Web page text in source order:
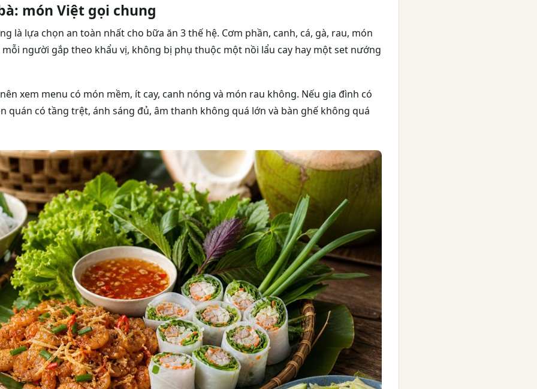
món Việt gọi chung
là lựa chọn an toàn nhất cho bữa ăn 3 thế hệ. Cơm phần, canh, cá, gà, rau, món
người gắp theo khẩu vị, không bị phụ thuộc một nồi lẩu cay hay một set nướng
xem menu có món mềm, ít cay, canh nóng và món rau không. Nếu gia đình có
quán có tầng trệt, ánh sáng đủ, âm thanh không quá lớn và bàn ghế không quá